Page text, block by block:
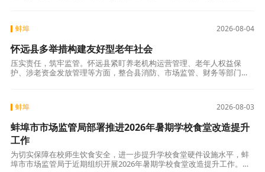
2026-08-04
蚌埠
怀远县多举措构建友好型老年社会
压实责任，筑牢监管。怀远县紧盯养老机构运营管理、老年人权益保
护、涉老资金发放管理等方面，整合县消防、市场监管、财务等部门力
2026-08-03
蚌埠
蚌埠市市场监管局部署推进2026年暑期学校食堂改造提升
工作
为切实保障在校师生饮食安全，进一步提升学校食堂硬件设施水平，蚌
埠市市场监管局于近期组织开展2026年暑期学校食堂改造提升工作。经